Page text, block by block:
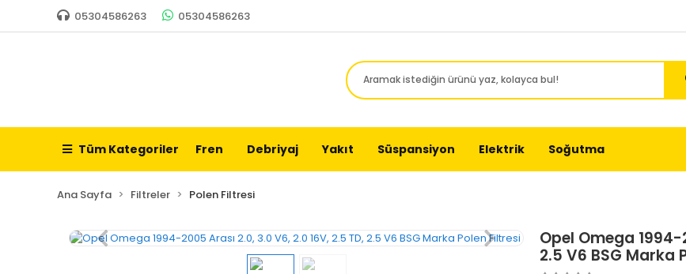
05304586263 05304586263
Tüm Kategoriler Fren Debriyaj Yakıt Süspansiyon Elektrik Soğutma
Ana Sayfa Filtreler Polen Filtresi
Opel Omega 1994-
2.5 V6 BSG Marka